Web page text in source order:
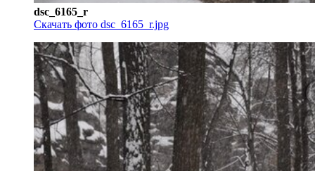
dsc_6165_r
Скачать фото dsc_6165_r.jpg